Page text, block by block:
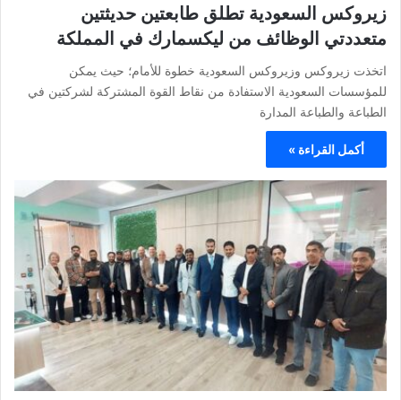
زيروكس السعودية تطلق طابعتين حديثتين
متعددتي الوظائف من ليكسمارك في المملكة
اتخذت زيروكس وزيروكس السعودية خطوة للأمام؛ حيث يمكن
للمؤسسات السعودية الاستفادة من نقاط القوة المشتركة لشركتين في
الطباعة والطباعة المدارة
أكمل القراءة »